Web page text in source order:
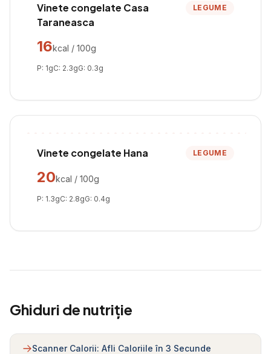
Vinete congelate Casa
Taraneasca
LEGUME
16kcal / 100g
P: 1gC: 2.3gG: 0.3g
Vinete congelate Hana LEGUME
20kcal / 100g
P: 1.3gC: 2.8gG: 0.4g
Ghiduri de nutriție
Scanner Calorii: Afli Caloriile în 3 Secunde